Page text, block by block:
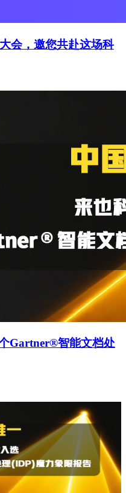
会，邀您共赴这场科
Gartner®智能文档处